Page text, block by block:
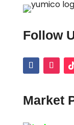
Follow
Market